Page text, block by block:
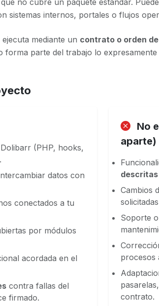
no cubre un paquete estándar.
sistemas internos, portales o flujos
mediante un contrato o orden
forma parte del trabajo lo
(PHP, hooks,
datos con
conectados a tu
por módulos
acordada en el
contra fallas del
firmado.
No
aparte)
descritas
Cambios
Soporte
procesos
contrato.